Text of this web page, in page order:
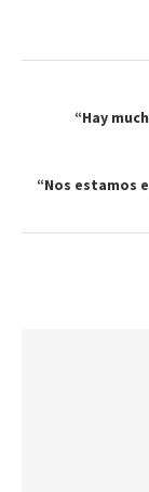
“Hay
“Nos estamos